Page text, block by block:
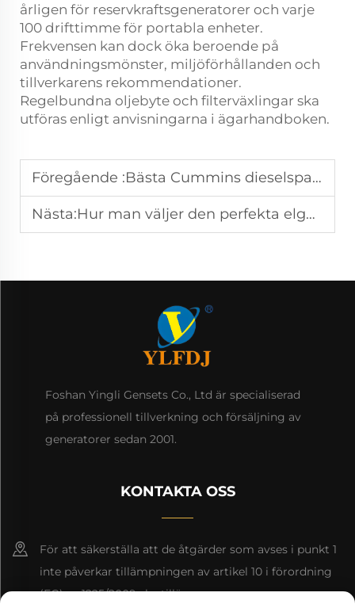
årligen för reservkraftsgeneratorer och varje
100 drifttimme för portabla enheter.
Frekvensen kan dock öka beroende på
användningsmönster, miljöförhållanden och
tillverkarens rekommendationer.
Regelbundna oljebyte och filterväxlingar ska
utföras enligt anvisningarna i ägarhandboken.
Föregående :Bästa Cummins dieselspann för reservkraft till datacenter
Nästa:Hur man väljer den perfekta elgeneratorn för ditt hem
Foshan Yingli Gensets Co., Ltd är specialiserad
på professionell tillverkning och försäljning av
generatorer sedan 2001.
KONTAKTA OSS
För att säkerställa att de åtgärder som avses i punkt 1
inte påverkar tillämpningen av artikel 10 i förordning
(EG) nr 1225/2009 ska tillämpas.